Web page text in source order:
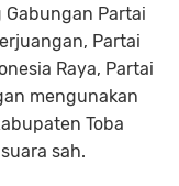
Gabungan Partai
Partai
Raya, Partai
mengunakan
Toba
sah.